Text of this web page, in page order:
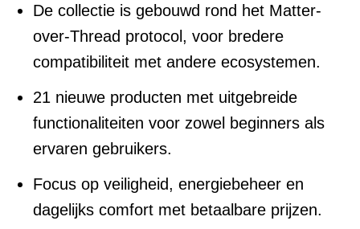
De collectie is gebouwd rond het Matter-
over-Thread protocol, voor bredere
compatibiliteit met andere ecosystemen.
21 nieuwe producten met uitgebreide
functionaliteiten voor zowel beginners als
ervaren gebruikers.
Focus op veiligheid, energiebeheer en
dagelijks comfort met betaalbare prijzen.